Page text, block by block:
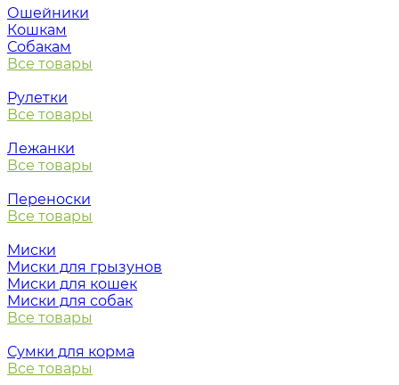
Ошейники
Кошкам
Собакам
Все товары
Рулетки
Все товары
Лежанки
Все товары
Переноски
Все товары
Миски
Миски для грызунов
Миски для кошек
Миски для собак
Все товары
Сумки для корма
Все товары